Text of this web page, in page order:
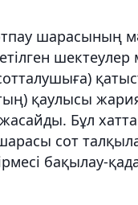
шарасының
шектеулер
қаулысы
Бұл
сот
бақылау-